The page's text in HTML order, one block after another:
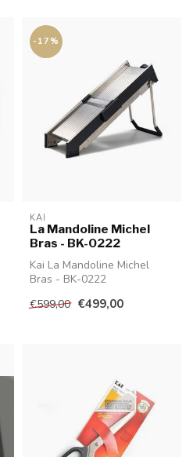
-17%
KAI
La Mandoline Michel
Bras - BK-0222
Kai La Mandoline Michel
Bras - BK-0222
€599,00 €499,00